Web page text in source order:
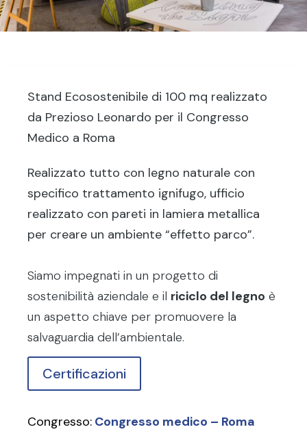
Stand Ecosostenibile di 100 mq realizzato
da Prezioso Leonardo per il Congresso
Medico a Roma
Realizzato tutto con legno naturale con
specifico trattamento ignifugo, ufficio
realizzato con pareti in lamiera metallica
per creare un ambiente “effetto parco”.
Siamo impegnati in un progetto di
sostenibilità aziendale e il riciclo del legno è
un aspetto chiave per promuovere la
salvaguardia dell’ambientale.
Certificazioni
Congresso: Congresso medico – Roma